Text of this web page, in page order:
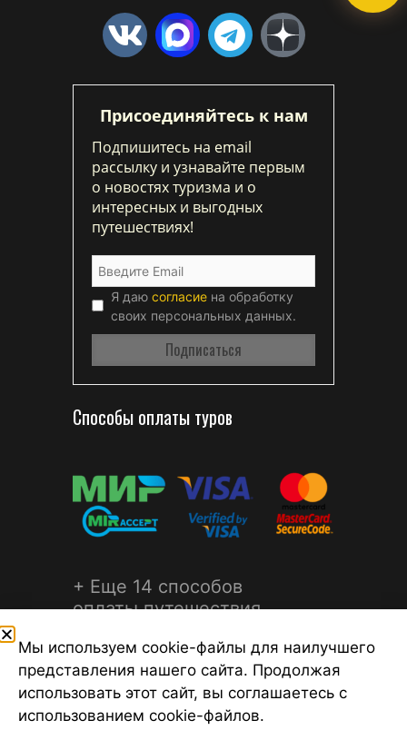
Присоединяйтесь к нам
Подпишитесь на email
рассылку и узнавайте первым
о новостях туризма и о
интересных и выгодных
путешествиях!
Я даю согласие на обработку
своих персональных данных.
Способы оплаты туров
+ Еще 14 способов
оплаты путешествия
©2026 Турагентство Турсфера - Поиск туров от надежных
Мы используем cookie-файлы для наилучшего
представления нашего сайта. Продолжая
использовать этот сайт, вы соглашаетесь с
использованием cookie-файлов.